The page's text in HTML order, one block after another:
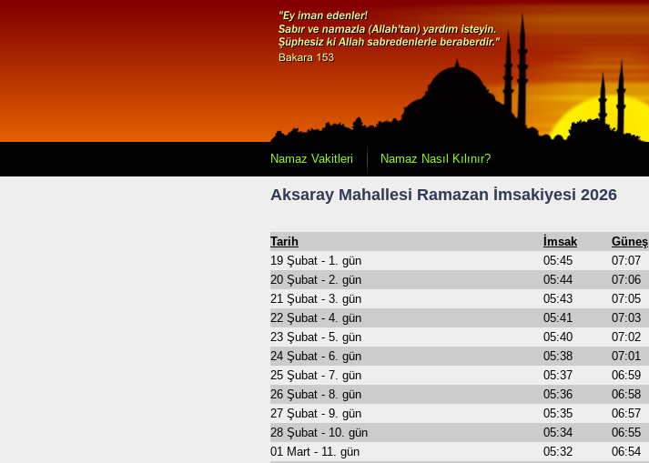
Namaz Vakitleri Namaz Nasıl Kılınır?
Aksaray Mahallesi Ramazan İmsakiyesi 2026
Tarih
İmsak Güneş
19 Şubat - 1. gün
05:45 07:07
20 Şubat - 2. gün
05:44 07:06
21 Şubat - 3. gün
05:43 07:05
22 Şubat - 4. gün
05:41 07:03
23 Şubat - 5. gün
05:40 07:02
24 Şubat - 6. gün
05:38 07:01
25 Şubat - 7. gün
05:37 06:59
26 Şubat - 8. gün
05:36 06:58
27 Şubat - 9. gün
05:35 06:57
28 Şubat - 10. gün
05:34 06:55
01 Mart - 11. gün
05:32 06:54